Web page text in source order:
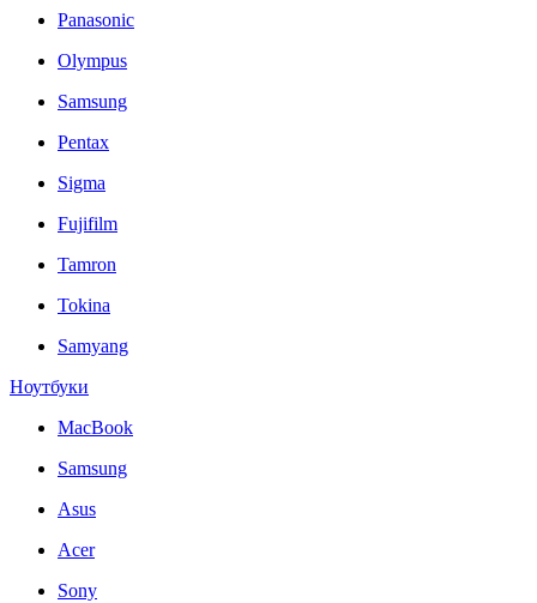
Panasonic
Olympus
Samsung
Pentax
Sigma
Fujifilm
Tamron
Tokina
Samyang
Ноутбуки
MacBook
Samsung
Asus
Acer
Sony